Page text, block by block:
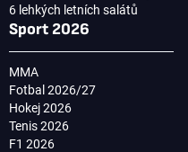
6 lehkých letních salátů
Sport 2026
MMA
Fotbal 2026/27
Hokej 2026
Tenis 2026
F1 2026